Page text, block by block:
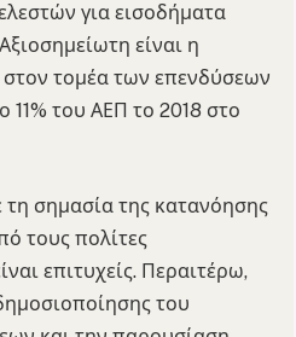
για εισοδήματα
είναι η
τομέα των επενδύσεων
του ΑΕΠ το 2018 στο
τη σημασία της κατανόησης
τους πολίτες
επιτυχείς. Περαιτέρω,
του